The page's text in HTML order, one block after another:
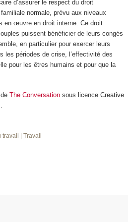
d’assurer le respect du droit
normale, prévu aux niveaux
en œuvre en droit interne. Ce droit
puissent bénéficier de leurs congés
en particulier pour exercer leurs
les périodes de crise, l’effectivité des
pour les êtres humains et pour que la
The Conversationsous licence Creative
.
travail | Travail